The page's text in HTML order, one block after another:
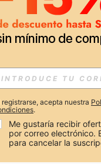
APP
RECIBIR OFERTAS
registrarse, acepta nuestra
.
Me gustaría recibir
por correo electrónico.
para cancelar la